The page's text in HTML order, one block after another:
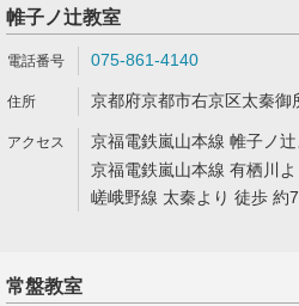
帷子ノ辻教室
075-861-4140
京都府京都市右京区太秦
京福電鉄嵐山本線 帷子ノ
京福電鉄嵐山本線 有栖川
嵯峨野線 太秦より 徒歩 約
常盤教室